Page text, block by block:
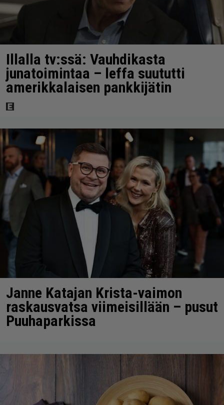
Illalla tv:ssä: Vauhdikasta
junatoimintaa – leffa suututti
amerikkalaisen pankkijätin
Janne Katajan Krista-vaimon
raskausvatsa viimeisillään – pusut
Puuhaparkissa